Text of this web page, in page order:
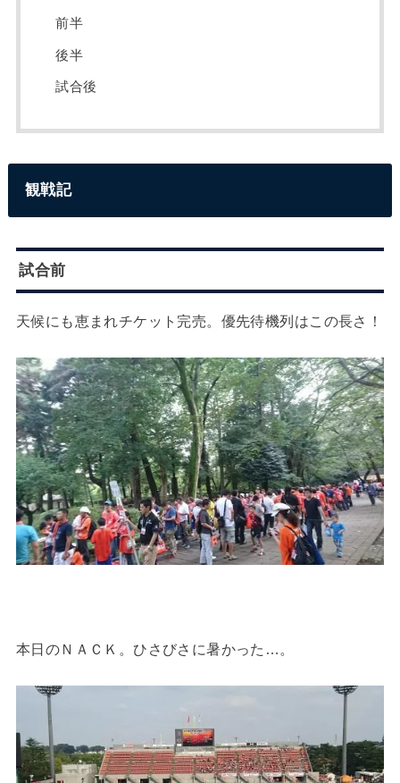
前半
後半
試合後
観戦記
試合前
天候にも恵まれチケット完売。優先待機列はこの長さ！
本日のＮＡＣＫ。ひさびさに暑かった…。